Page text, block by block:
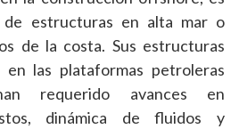
de estructuras en alta mar o
de la costa. Sus estructuras
en las plataformas petroleras
requerido avances en
dinámica de fluidos y